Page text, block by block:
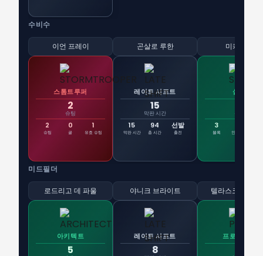
수비수
이언 프레이
스톰트루퍼
2
슈팅
2
슈팅
0
골
1
유효 슈팅
곤살로 루한
레이트 시프트
15
막판 시간
15
막판 시간
94
총 시간
선발
출전
미카에우
실드
블록
3
블록 인터셉트
미드필더
로드리고 데 파울
아키텍트
5
야니크 브라이트
레이트 시프트
8
텔라스코 세고
프로바이더